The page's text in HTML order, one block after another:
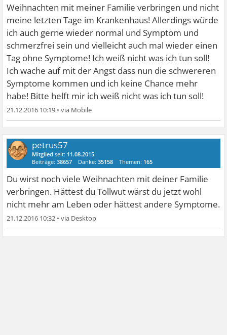
Weihnachten mit meiner Familie verbringen und nicht
meine letzten Tage im Krankenhaus! Allerdings würde
ich auch gerne wieder normal und Symptom und
schmerzfrei sein und vielleicht auch mal wieder einen
Tag ohne Symptome! Ich weiß nicht was ich tun soll!
Ich wache auf mit der Angst dass nun die schwereren
Symptome kommen und ich keine Chance mehr
habe! Bitte helft mir ich weiß nicht was ich tun soll!
21.12.2016 10:19 •
petrus57
Mitglied seit: 11.08.2015
Beiträge:38657 Danke:35158 Themen: 165
Du wirst noch viele Weihnachten mit deiner Familie
verbringen. Hättest du Tollwut wärst du jetzt wohl
nicht mehr am Leben oder hättest andere Symptome.
21.12.2016 10:32 •